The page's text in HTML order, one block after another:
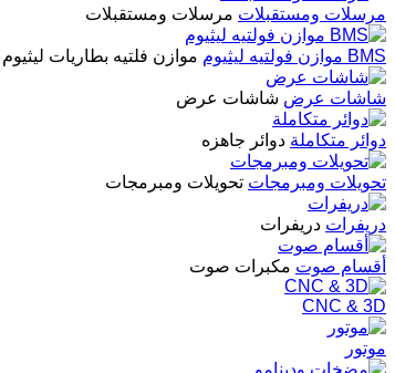
مرسلات ومستقبلات مرسلات ومستقبلات
BMS موازن فولتيه ليثيوم موازن فلتيه بطاريات ليثيوم
شاشات عرض شاشات عرض
دوائر متكاملة دوائر جاهزه
تحويلات ومبرمجات تحويلات ومبرمجات
دريفرات دريفرات
أقسام صوت مكبرات صوت
CNC & 3D
موتور